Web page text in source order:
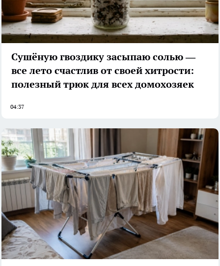
Сушёную гвоздику засыпаю солью —
все лето счастлив от своей хитрости:
полезный трюк для всех домохозяек
04:37